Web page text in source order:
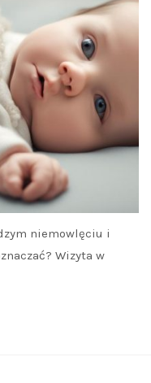
niemowlęciu i
Wizyta w